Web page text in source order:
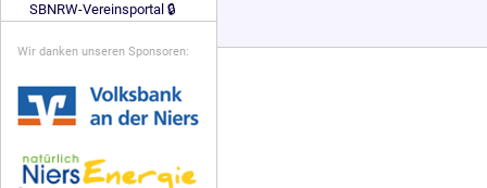
SBNRW-Vereinsportal 🔒
Wir danken unseren Sponsoren: